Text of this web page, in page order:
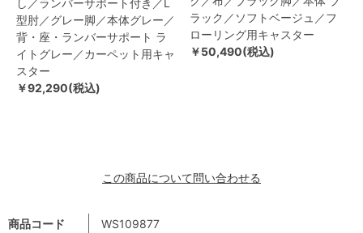
商品コード
WS109877
し／ランバーサポート付き／L
型肘／グレー脚／本体グレー／
背・座・ランバーサポート ラ
イトグレー／カーペット用キャ
スター
￥92,290(税込)
ラック／ソフトベージュ／フ
ローリング用キャスター
￥50,490(税込)
この商品について問い合わせる